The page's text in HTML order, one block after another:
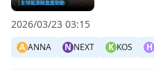
A ANNA N NEXT K KOS H
2026/03/23 03:15